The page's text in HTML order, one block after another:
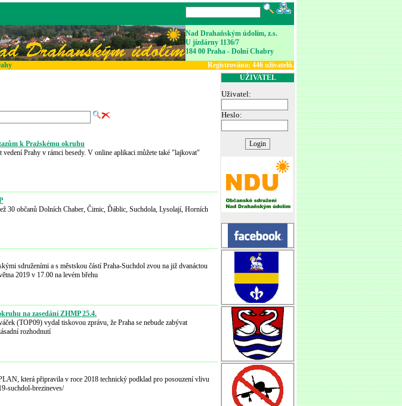
Nad Drahaňským údolím, z.s.
U jízdárny 1136/7
184 00 Praha - Dolní Chabry
Registrováno: 446 uživatelů.
k Pražskému okruhu
Prahy v rámci besedy. V online aplikaci můžete také "lajkovat"
30 občanů Dolních Chaber, Čimic, Ďáblic, Suchdola, Lysolají, Horních
sdruženími a s městskou částí Praha-Suchdol zvou na již dvanáctou
2019 v 17.00 na levém břehu
na zasedání ZHMP 25.4.
(TOP09) vydal tiskovou zprávu, že Praha se nebude zabývat
rozhodnutí
která připravila v roce 2018 technický podklad pro posouzení vlivu
suchdol-brezineves/
UŽIVATEL
Uživatel:
Heslo: